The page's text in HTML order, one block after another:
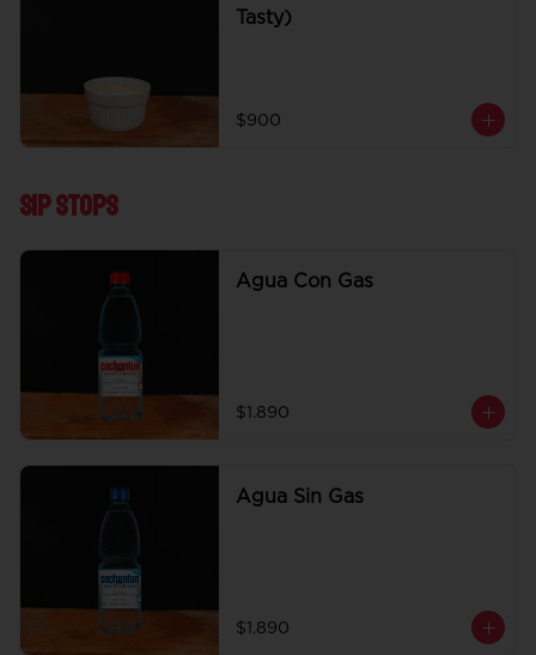
Tasty)
$900
Sip Stops
Agua Con Gas
$1.890
Agua Sin Gas
$1.890